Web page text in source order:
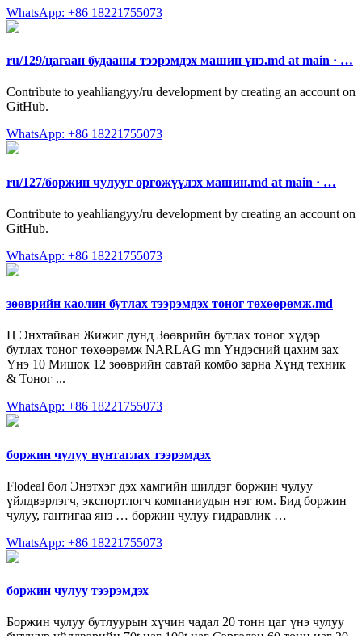
WhatsApp: +86 18221755073
ru/129/цагаан будааны тээрэмдэх машин үнэ.md at main · …
Contribute to yeahliangyy/ru development by creating an account on
GitHub.
WhatsApp: +86 18221755073
ru/127/боржин чулууг өргөжүүлэх машин.md at main · …
Contribute to yeahliangyy/ru development by creating an account on
GitHub.
WhatsApp: +86 18221755073
зөөврийн каолин бутлах тээрэмдэх тоног төхөөрөмж.md
Ц Энхтайван Жижиг дунд Зөөврийн бутлах тоног хүдэр
бутлах тоног төхөөрөмж NARLAG mn Үндэсний цахим зах
Үнэ 10 Мишок 12 зөөврийн савтай комбо зарна Хүнд техник
& Тоног ...
WhatsApp: +86 18221755073
боржин чулуу нунтаглах тээрэмдэх
Flodeal бол Энэтхэг дэх хамгийн шилдэг боржин чулуу
үйлдвэрлэгч, экспортлогч компаниудын нэг юм. Бид боржин
чулуу, гантигаа янз … боржин чулуу гидравлик …
WhatsApp: +86 18221755073
боржин чулуу тээрэмдэх
Боржин чулуу бутлуурын хүчин чадал 20 тонн цаг үнэ чулуу